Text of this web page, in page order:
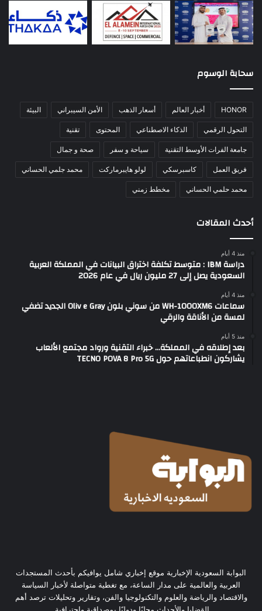
سحابة الوسوم
HONOR أخبار العالم أسعار الذهب الأمن السيبراني البيئة
التحول الرقمي الذكاء الاصطناعي المحتوى تقنية
جامعة الفرات الأوسط التقنية سياحة و سفر صحة و جمال
فريق العمل كاسبرسكي لولو هايبرماركت محمد جلمي الحساني
محمد حلمي الحساني مخطط زمني
أحدث المقالات
منذ 4 أيام
دراسة IBM : متوسط تكلفة اختراق البيانات في المملكة العربية
السعودية يصل إلى 27 مليون ريال في عام 2026
منذ 4 أيام
سماعات WH-1000XM6 من سوني بلون Oliv e Gray الجديد تضفي
لمسة من الأناقة والرقي
منذ 5 أيام
بعد إطلاقه في المملكة… خبراء التقنية ورواد مجتمع الألعاب
يشاركون انطباعاتهم حول TECNO POVA 8 Pro 5G
البوابة السعودية الإخبارية موقع إخباري شامل يوافيكم بأحدث المستجدات
العربية والعالمية على مدار الساعة، مع تغطية متواصلة لأخبار السياسة
والاقتصاد والرياضة والعلوم والتكنولوجيا والفن، وتقارير وتحليلات ترصد أهم